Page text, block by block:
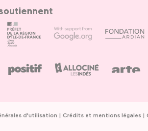
d'utilisation Crédits et mentions légales